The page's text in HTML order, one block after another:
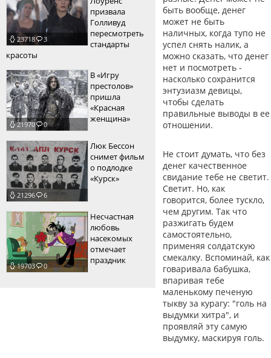
пїЅпїЅпїЅ пїЅпїЅпїЅпїЅпїЅпїЅ
пїЅпїЅпїЅпїЅпїЅ
пїЅпїЅпїЅпїЅпїЅпїЅпїЅпїЅпїЅпїЅ
23718 3
призвала
Голливуд
пересмотреть
стандарты
красоты
21970 0
В «Игру
престолов»
пришла
«Красная
женщина»
21296 6
Люк Бессон
снимет фильм
о подлодке
«Курск»
19703 0
Несчастная
любовь
насекомых
отмечает
праздник
быть вообще, денег
может не быть
наличных, когда тупо не
успел снять налик, а
можно сказать, что денег
нет и посмотреть -
насколько сохранится
энтузиазм девицы,
чтобы сделать
правильные выводы в ее
отношении.
Не стоит думать, что без
денег качественное
свидание тебе не светит.
Светит. Но, как
говорится, более тускло,
чем другим. Так что
разжигать будем
самостоятельно,
применяя солдатскую
смекалку. Вспоминай, как
говаривала бабушка,
впаривая тебе
маленькому печеную
тыкву за курагу: "голь на
выдумки хитра", и
проявляй эту самую
выдумку, маскируя голь.